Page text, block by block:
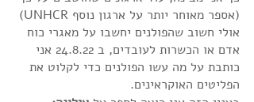
(אספר מאוחר יותר על ארגון נוסף UNHCR)
אולי חשוב שהפולנים יחשבו על מאגרי כוח
אדם או הכשרות לעובדים, ב 24.8.22 אני
כותבת על מה עשו הפולנים כדי לקלוט את
הפליטים האוקראינים.